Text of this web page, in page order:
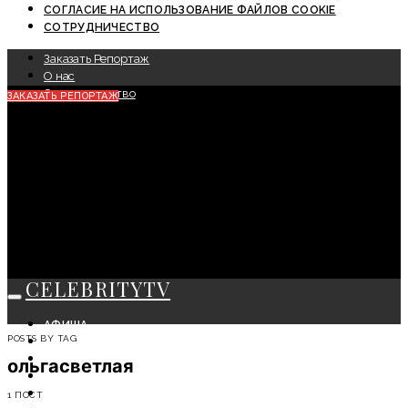
СОГЛАСИЕ НА ИСПОЛЬЗОВАНИЕ ФАЙЛОВ COOKIE
СОТРУДНИЧЕСТВО
Заказать Репортаж
О нас
Сотрудничество
ЗАКАЗАТЬ РЕПОРТАЖ
CELEBRITYTV
АФИША
СОБЫТИЯ
КРАСОТА
МОДА
POSTS BY TAG
ольгасветлая
1 ПОСТ